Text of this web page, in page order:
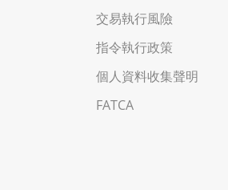
交易執行風險
指令執行政策
個人資料收集聲明
FATCA